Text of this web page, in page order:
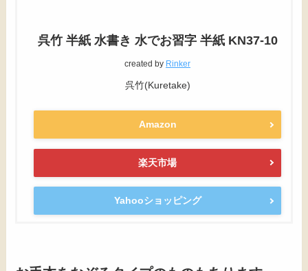
呉竹 半紙 水書き 水でお習字 半紙 KN37-10
created by Rinker
呉竹(Kuretake)
Amazon
楽天市場
Yahooショッピング